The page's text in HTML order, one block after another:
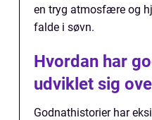
en tryg atmosfære og
falde i søvn.
Hvordan har
udviklet sig
Godnathistorier har